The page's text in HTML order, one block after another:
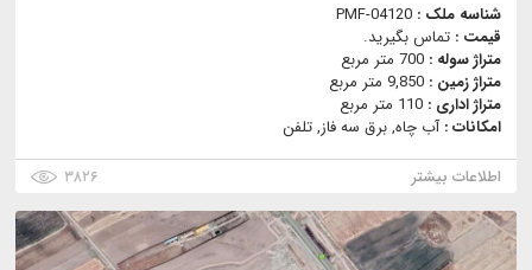
شناسه ملک : PMF-04120
قیمت : تماس بگیرید.
متراژ سوله : 700 متر مربع
متراژ زمین : 9,850 متر مربع
متراژ اداری : 110 متر مربع
امکانات :آب چاه, برق سه فاز, تلفن
اطلاعات بیشتر
۳۸۲۶